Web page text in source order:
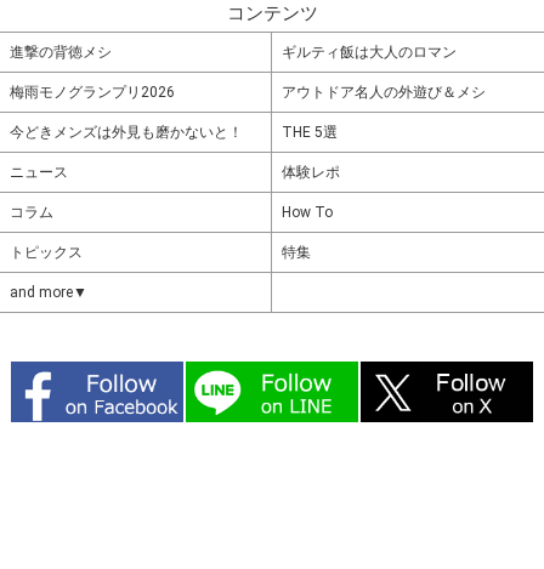
コンテンツ
進撃の背徳メシ ギルティ飯は大人のロマン
梅雨モノグランプリ2026 アウトドア名人の外遊び＆メシ
今どきメンズは外見も磨かないと！ THE 5選
ニュース 体験レポ
コラム How To
トピックス 特集
and more▼